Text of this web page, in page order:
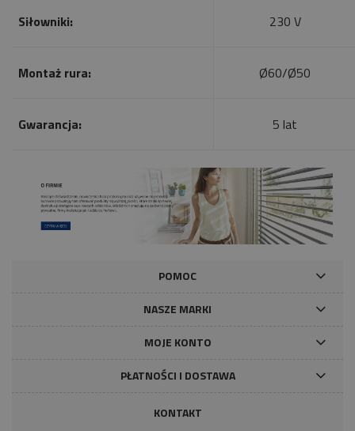
Siłowniki: 230 V
Montaż rura: Ø60/Ø50
Gwarancja: 5 lat
POMOC
NASZE MARKI
MOJE KONTO
PŁATNOŚCI I DOSTAWA
KONTAKT